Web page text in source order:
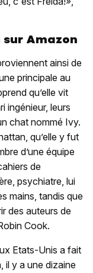
Amazon
ainsi de
principale au
qu’elle vit
ingénieur, leurs
chat nommé Ivy.
qu’elle y fut
d’une équipe
de
psychiatre, lui
mains, tandis que
des auteurs de
Cook.
Etats-Unis a fait
il y a une dizaine